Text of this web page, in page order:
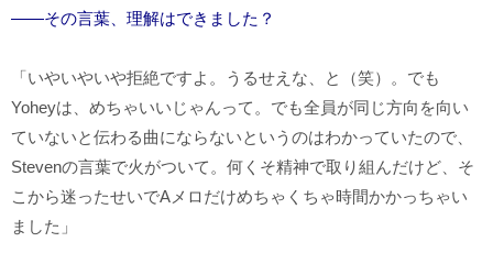
――その言葉、理解はできました？
「いやいやいや拒絶ですよ。うるせえな、と（笑）。でも
Yoheyは、めちゃいいじゃんって。でも全員が同じ方向を向い
ていないと伝わる曲にならないというのはわかっていたので、
Stevenの言葉で火がついて。何くそ精神で取り組んだけど、そ
こから迷ったせいでA メロだけめちゃくちゃ時間かかっちゃい
ました」